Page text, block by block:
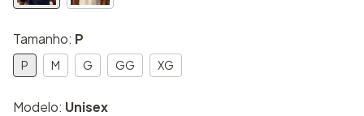
Tamanho: P
P M G GG XG
Modelo: Unisex